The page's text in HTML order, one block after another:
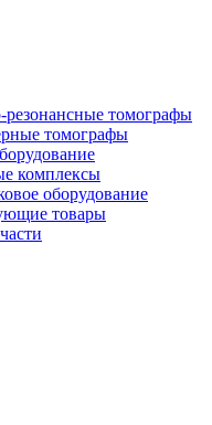
томографы
томографы
комплексы
оборудование
товары